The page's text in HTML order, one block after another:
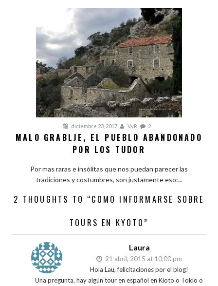
diciembre 23, 2017 VyR 2
MALO GRABLJE, EL PUEBLO ABANDONADO
POR LOS TUDOR
Por mas raras e insólitas que nos puedan parecer las
tradiciones y costumbres, son justamente eso:...
2 THOUGHTS TO “COMO INFORMARSE SOBRE
TOURS EN KYOTO”
Laura
21 abril, 2015 at 10:00 pm
Hola Lau, felicitaciones por el blog!
Una pregunta, hay algún tour en español en Kioto o Tokio o